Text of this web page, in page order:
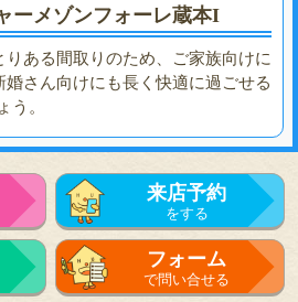
ーメゾンフォーレ蔵本I
りある間取りのため、ご家族向けに
婚さん向けにも長く快適に過ごせる
う。
来店予約
をする
フォーム
で問い合せる